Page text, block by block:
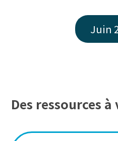
Juin
Des ressources